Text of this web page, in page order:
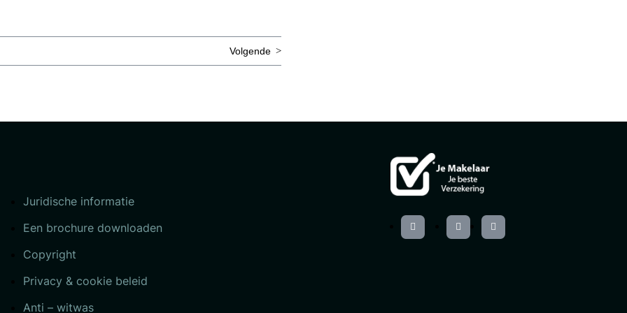
Volgende
Juridische informatie
Een brochure downloaden
Copyright
Privacy & cookie beleid
Anti – witwas